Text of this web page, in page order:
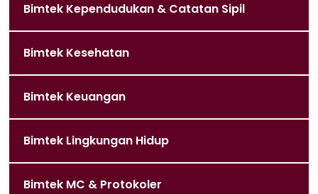
Bimtek Kependudukan & Catatan Sipil
Bimtek Kesehatan
Bimtek Keuangan
Bimtek Lingkungan Hidup
Bimtek MC & Protokoler